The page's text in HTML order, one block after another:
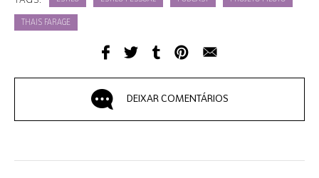
THAIS FARAGE
DEIXAR COMENTÁRIOS